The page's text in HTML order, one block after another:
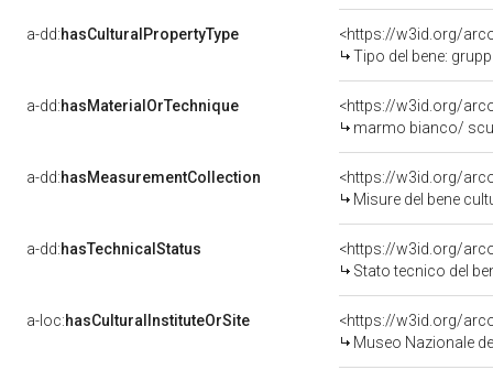
a-dd:hasCulturalPropertyType
<https://w3id.org/
Tipo del bene:
a-dd:hasMaterialOrTechnique
<https://w3id.org/
marmo bianco/
a-dd:hasMeasurementCollection
<https://w3id.org/
Misure del bene
a-dd:hasTechnicalStatus
<https://w3id.org/
Stato tecnico del
a-loc:hasCulturalInstituteOrSite
<https://w3id.org/
Museo Nazionale